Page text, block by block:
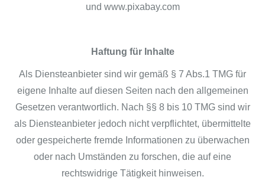
und www.pixabay.com
Haftung für Inhalte
Als Diensteanbieter sind wir gemäß § 7 Abs.1 TMG für
eigene Inhalte auf diesen Seiten nach den allgemeinen
Gesetzen verantwortlich. Nach §§ 8 bis 10 TMG sind wir
als Diensteanbieter jedoch nicht verpflichtet, übermittelte
oder gespeicherte fremde Informationen zu überwachen
oder nach Umständen zu forschen, die auf eine
rechtswidrige Tätigkeit hinweisen.